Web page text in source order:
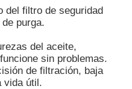
del filtro de seguridad
purga.
del aceite,
sin problemas.
de filtración, baja
vida útil.